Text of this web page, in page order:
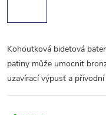
Kohoutková bidetová
patiny může umocnit
uzavírací výpusť a